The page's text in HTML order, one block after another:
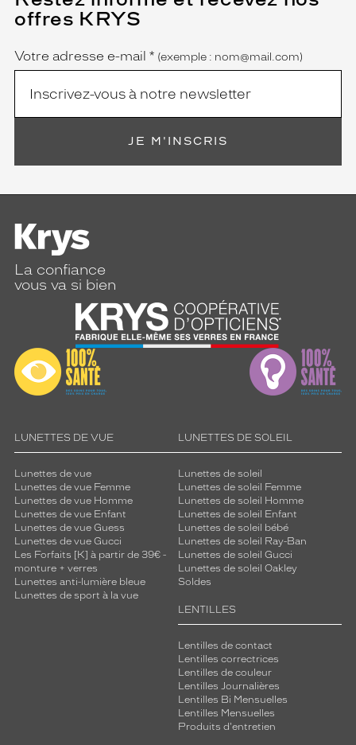
offres KRYS
Name
Votre adresse e-mail *
champ
est
obligatoire)
(exemple : nom@mail.com)
JE M'INSCRIS
La confiance
vous va si bien
LUNETTES DE VUE
Lunettes de vue
Lunettes de vue Femme
Lunettes de vue Homme
Lunettes de vue Enfant
Lunettes de vue Guess
Lunettes de vue Gucci
Les Forfaits [K] à partir de 39€ -
monture + verres
Lunettes anti-lumière bleue
Lunettes de sport à la vue
LUNETTES DE SOLEIL
Lunettes de soleil
Lunettes de soleil Femme
Lunettes de soleil Homme
Lunettes de soleil Enfant
Lunettes de soleil bébé
Lunettes de soleil Ray-Ban
Lunettes de soleil Gucci
Lunettes de soleil Oakley
Soldes
LENTILLES
Lentilles de contact
Lentilles correctrices
Lentilles de couleur
Lentilles Journalières
Lentilles Bi Mensuelles
Lentilles Mensuelles
Produits d'entretien